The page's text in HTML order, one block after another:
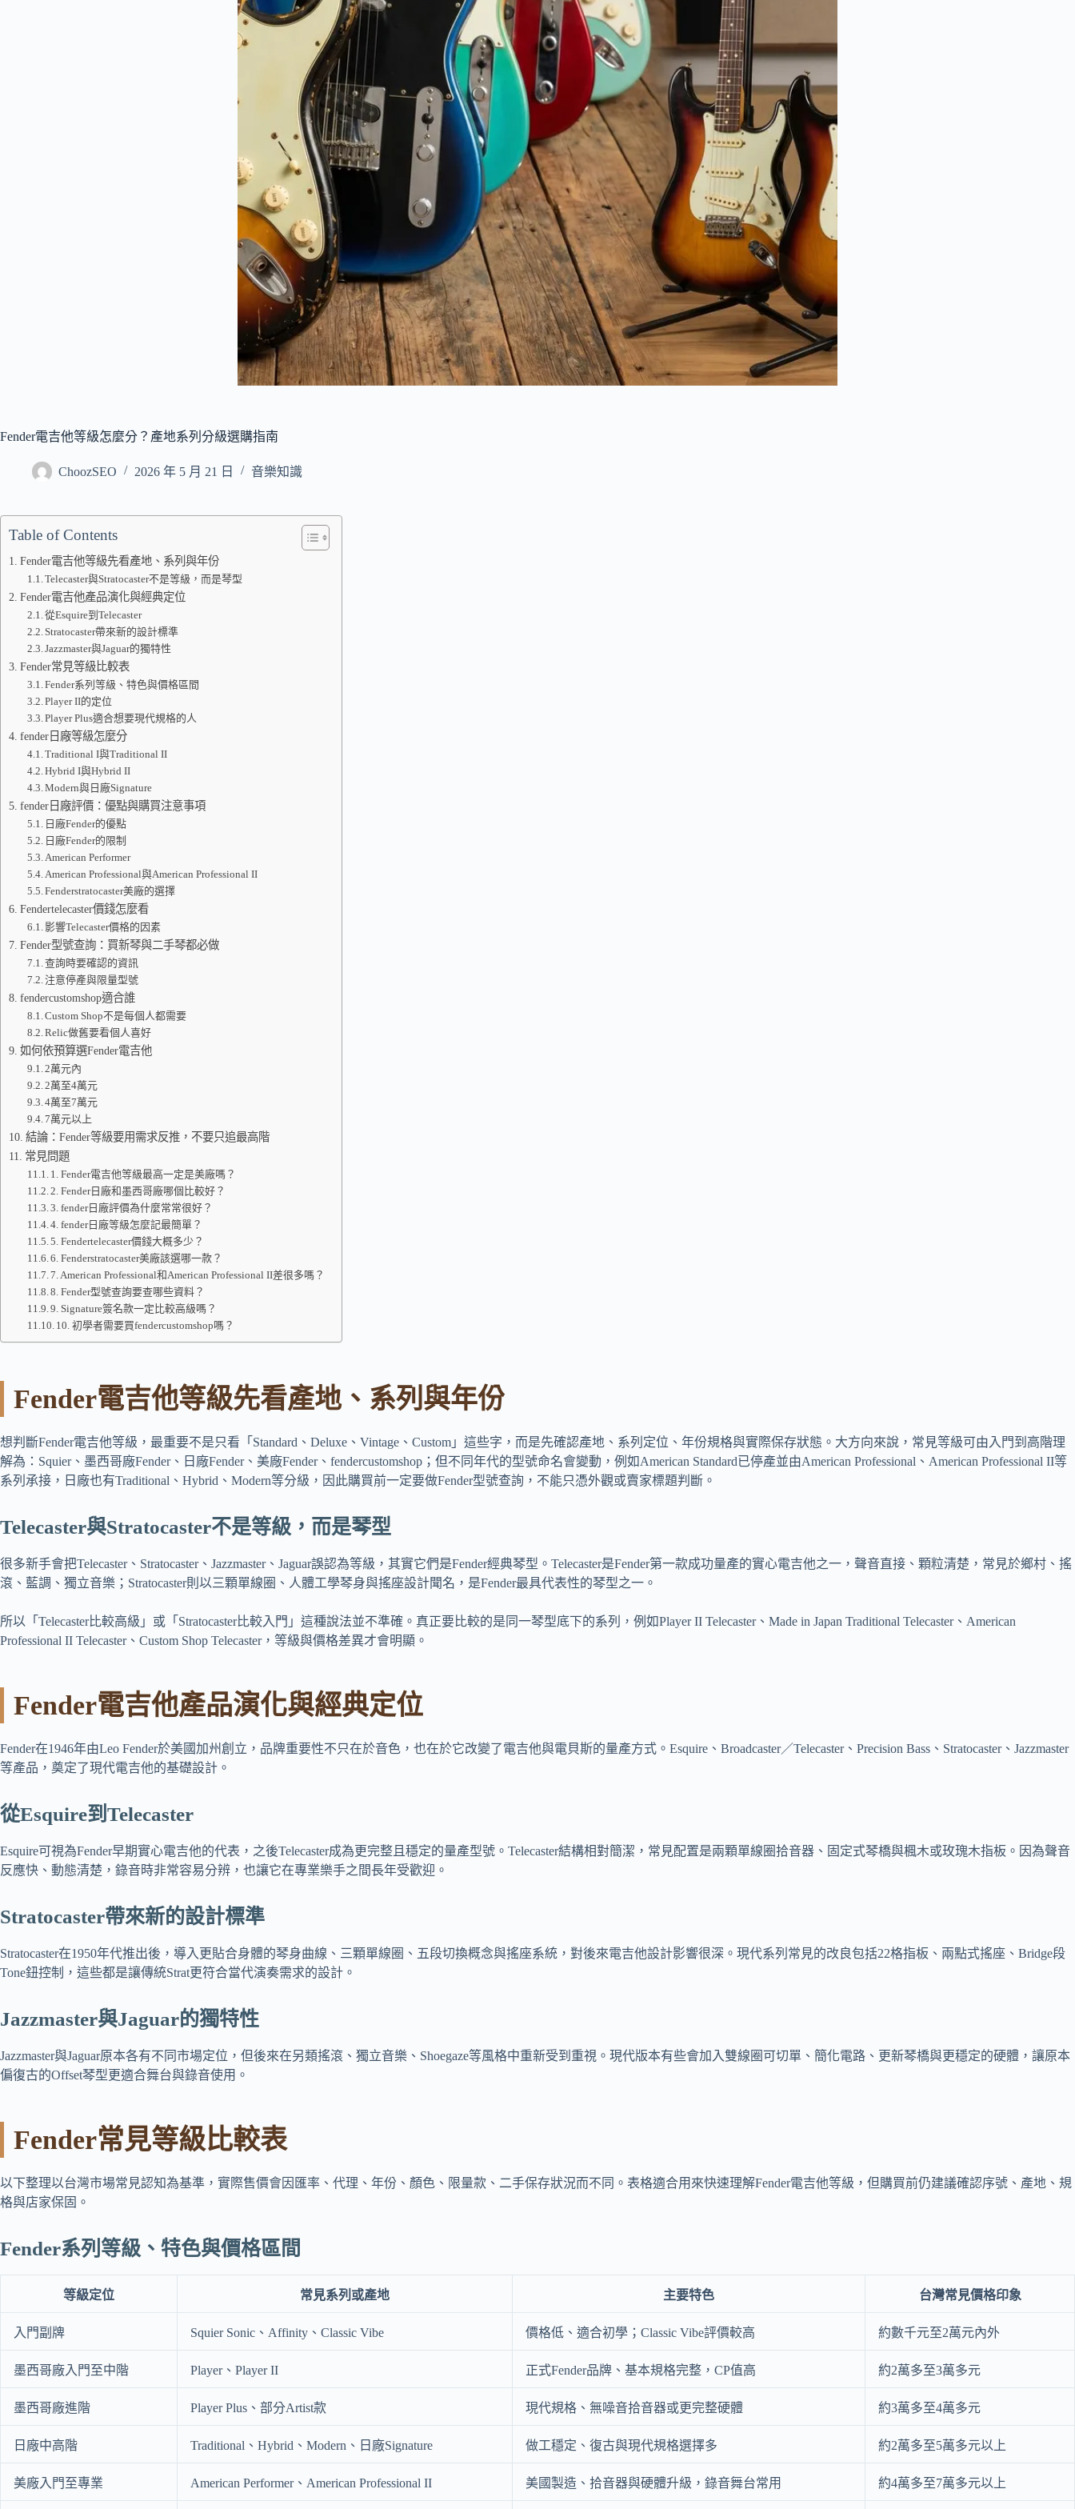
Fender電吉他等級怎麼分？產地系列分級選購指南
ChoozSEO 2026 年 5 月 21 日 音樂知識
Table of Contents
Fender電吉他等級先看產地、系列與年份
Telecaster與Stratocaster不是等級，而是琴型
Fender電吉他產品演化與經典定位
從Esquire到Telecaster
Stratocaster帶來新的設計標準
Jazzmaster與Jaguar的獨特性
Fender常見等級比較表
Fender系列等級、特色與價格區間
Player II的定位
Player Plus適合想要現代規格的人
fender日廠等級怎麼分
Traditional I與Traditional II
Hybrid I與Hybrid II
Modern與日廠Signature
fender日廠評價：優點與購買注意事項
日廠Fender的優點
日廠Fender的限制
American Performer
American Professional與American Professional II
Fenderstratocaster美廠的選擇
Fendertelecaster價錢怎麼看
影響Telecaster價格的因素
Fender型號查詢：買新琴與二手琴都必做
查詢時要確認的資訊
注意停產與限量型號
fendercustomshop適合誰
Custom Shop不是每個人都需要
Relic做舊要看個人喜好
如何依預算選Fender電吉他
2萬元內
2萬至4萬元
4萬至7萬元
7萬元以上
結論：Fender等級要用需求反推，不要只追最高階
常見問題
1. Fender電吉他等級最高一定是美廠嗎？
2. Fender日廠和墨西哥廠哪個比較好？
3. fender日廠評價為什麼常常很好？
4. fender日廠等級怎麼記最簡單？
5. Fendertelecaster價錢大概多少？
6. Fenderstratocaster美廠該選哪一款？
7. American Professional和American Professional II差很多嗎？
8. Fender型號查詢要查哪些資料？
9. Signature簽名款一定比較高級嗎？
10. 初學者需要買fendercustomshop嗎？
Fender電吉他等級先看產地、系列與年份
想判斷Fender電吉他等級，最重要不是只看「Standard、Deluxe、Vintage、Custom」這些字，而是先確認產地、系列定位、年份規格與實際保存狀態。大方向來說，常見等級可由入門到高階理
解為：Squier、墨西哥廠Fender、日廠Fender、美廠Fender、fendercustomshop；但不同年代的型號命名會變動，例如American Standard已停產並由American Professional、American Professional II等
系列承接，日廠也有Traditional、Hybrid、Modern等分級，因此購買前一定要做Fender型號查詢，不能只憑外觀或賣家標題判斷。
Telecaster與Stratocaster不是等級，而是琴型
很多新手會把Telecaster、Stratocaster、Jazzmaster、Jaguar誤認為等級，其實它們是Fender經典琴型。Telecaster是Fender第一款成功量產的實心電吉他之一，聲音直接、顆粒清楚，常見於鄉村、搖
滾、藍調、獨立音樂；Stratocaster則以三顆單線圈、人體工學琴身與搖座設計聞名，是Fender最具代表性的琴型之一。
所以「Telecaster比較高級」或「Stratocaster比較入門」這種說法並不準確。真正要比較的是同一琴型底下的系列，例如Player II Telecaster、Made in Japan Traditional Telecaster、American
Professional II Telecaster、Custom Shop Telecaster，等級與價格差異才會明顯。
Fender電吉他產品演化與經典定位
Fender在1946年由Leo Fender於美國加州創立，品牌重要性不只在於音色，也在於它改變了電吉他與電貝斯的量產方式。Esquire、Broadcaster／Telecaster、Precision Bass、Stratocaster、Jazzmaster
等產品，奠定了現代電吉他的基礎設計。
從Esquire到Telecaster
Esquire可視為Fender早期實心電吉他的代表，之後Telecaster成為更完整且穩定的量產型號。Telecaster結構相對簡潔，常見配置是兩顆單線圈拾音器、固定式琴橋與楓木或玫瑰木指板。因為聲音
反應快、動態清楚，錄音時非常容易分辨，也讓它在專業樂手之間長年受歡迎。
Stratocaster帶來新的設計標準
Stratocaster在1950年代推出後，導入更貼合身體的琴身曲線、三顆單線圈、五段切換概念與搖座系統，對後來電吉他設計影響很深。現代系列常見的改良包括22格指板、兩點式搖座、Bridge段
Tone鈕控制，這些都是讓傳統Strat更符合當代演奏需求的設計。
Jazzmaster與Jaguar的獨特性
Jazzmaster與Jaguar原本各有不同市場定位，但後來在另類搖滾、獨立音樂、Shoegaze等風格中重新受到重視。現代版本有些會加入雙線圈可切單、簡化電路、更新琴橋與更穩定的硬體，讓原本
偏復古的Offset琴型更適合舞台與錄音使用。
Fender常見等級比較表
以下整理以台灣市場常見認知為基準，實際售價會因匯率、代理、年份、顏色、限量款、二手保存狀況而不同。表格適合用來快速理解Fender電吉他等級，但購買前仍建議確認序號、產地、規
格與店家保固。
Fender系列等級、特色與價格區間
等級定位 常見系列或產地 主要特色 台灣常見價格印象
入門副牌 Squier Sonic、Affinity、Classic Vibe 價格低、適合初學；Classic Vibe評價較高 約數千元至2萬元內外
墨西哥廠入門至中階 Player、Player II 正式Fender品牌、基本規格完整，CP值高 約2萬多至3萬多元
墨西哥廠進階 Player Plus、部分Artist款 現代規格、無噪音拾音器或更完整硬體 約3萬多至4萬多元
日廠中高階 Traditional、Hybrid、Modern、日廠Signature 做工穩定、復古與現代規格選擇多 約2萬多至5萬多元以上
美廠入門至專業 American Performer、American Professional II 美國製造、拾音器與硬體升級，錄音舞台常用 約4萬多至7萬多元以上